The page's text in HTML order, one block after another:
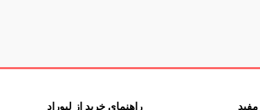
راهنمای خرید از لیوراد